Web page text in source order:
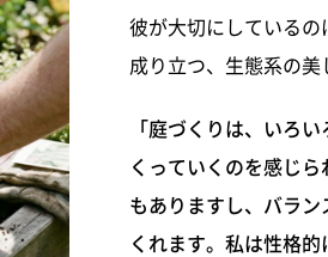
彼が大切にしている
成り立つ、生態系の美
「庭づくりは、いろ
くっていくのを感じ
もありますし、バラ
くれます。私は性格